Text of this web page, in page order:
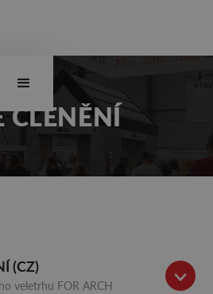
ČLENĚNÍ
(CZ)
veletrhu FOR ARCH